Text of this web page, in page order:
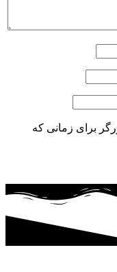
برای زمانی که